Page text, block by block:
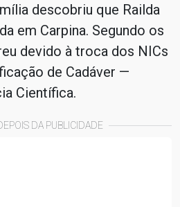
descobriu que Railda
em Carpina. Segundo os
devido à troca dos NICs
de Cadáver —
Científica.
DA PUBLICIDADE